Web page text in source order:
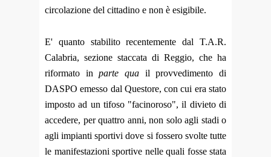
circolazione del cittadino e non è esigibile.
E' quanto stabilito recentemente dal T.A.R.
Calabria, sezione staccata di Reggio, che ha
riformato inparte qua il provvedimento di
DASPO emesso dal Questore, con cui era stato
imposto ad un tifoso "facinoroso", il divieto di
accedere, per quattro anni, non solo agli stadi o
agli impianti sportivi dove si fossero svolte tutte
le manifestazioni sportive nelle quali fosse stata